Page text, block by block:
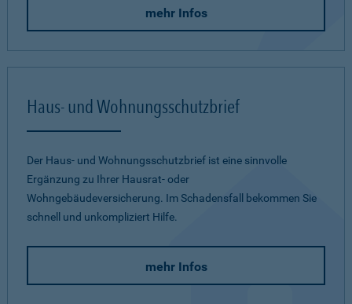
mehr Infos
Haus- und Wohnungsschutzbrief
Der Haus- und Wohnungsschutzbrief ist eine sinnvolle
Ergänzung zu Ihrer Hausrat- oder
Wohngebäudeversicherung. Im Schadensfall bekommen Sie
schnell und unkompliziert Hilfe.
mehr Infos